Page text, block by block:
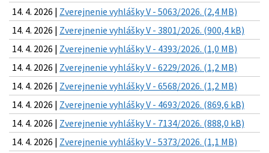
14. 4. 2026 | Zverejnenie vyhlášky V - 5063/2026. (2,4 MB)
14. 4. 2026 | Zverejnenie vyhlášky V - 3801/2026. (900,4 kB)
14. 4. 2026 | Zverejnenie vyhlášky V - 4393/2026. (1,0 MB)
14. 4. 2026 | Zverejnenie vyhlášky V - 6229/2026. (1,2 MB)
14. 4. 2026 | Zverejnenie vyhlášky V - 6568/2026. (1,2 MB)
14. 4. 2026 | Zverejnenie vyhlášky V - 4693/2026. (869,6 kB)
14. 4. 2026 | Zverejnenie vyhlášky V - 7134/2026. (888,0 kB)
14. 4. 2026 | Zverejnenie vyhlášky V - 5373/2026. (1,1 MB)